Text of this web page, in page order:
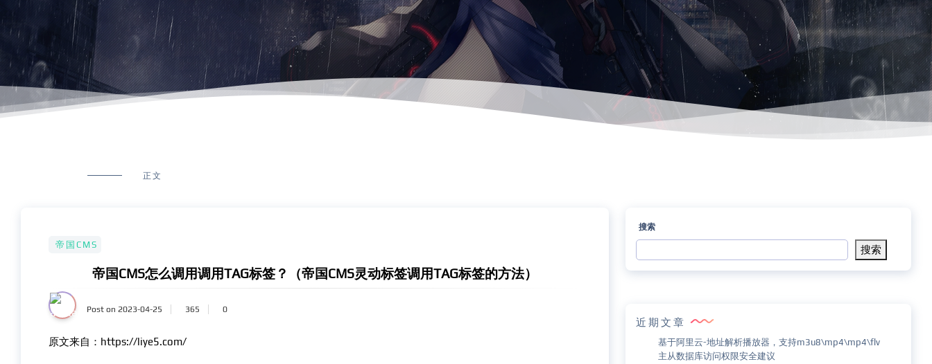
正文
帝国CMS
帝国CMS怎么调用调用TAG标签？（帝国CMS灵动标签调用TAG标签的方法）
Post on 2023-04-25 365 0
原文来自：https://liye5.com/
搜索
搜索
近期文章
基于阿里云-地址解析播放器，支持m3u8\mp4\mp4\flv
主从数据库访问权限安全建议